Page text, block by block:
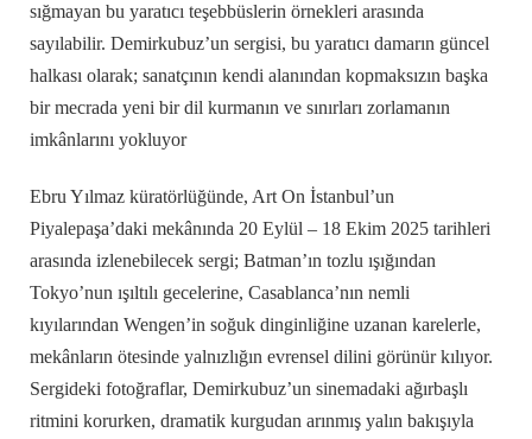
sığmayan bu yaratıcı teşebbüslerin örnekleri arasında
sayılabilir. Demirkubuz’un sergisi, bu yaratıcı damarın güncel
halkası olarak; sanatçının kendi alanından kopmaksızın başka
bir mecrada yeni bir dil kurmanın ve sınırları zorlamanın
imkânlarını yokluyor
Ebru Yılmaz küratörlüğünde, Art On İstanbul’un
Piyalepaşa’daki mekânında 20 Eylül – 18 Ekim 2025 tarihleri
arasında izlenebilecek sergi; Batman’ın tozlu ışığından
Tokyo’nun ışıltılı gecelerine, Casablanca’nın nemli
kıyılarından Wengen’in soğuk dinginliğine uzanan karelerle,
mekânların ötesinde yalnızlığın evrensel dilini görünür kılıyor.
Sergideki fotoğraflar, Demirkubuz’un sinemadaki ağırbaşlı
ritmini korurken, dramatik kurgudan arınmış yalın bakışıyla